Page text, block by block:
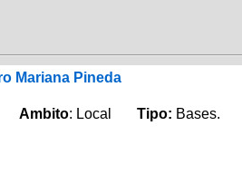
Mariana Pineda
Ambito: Local Tipo: Bases.